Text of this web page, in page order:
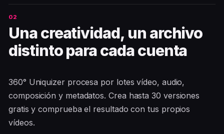
Una creatividad, un archivo
distinto para cada cuenta
360° Uniquizer procesa por lotes vídeo, audio,
composición y metadatos. Crea hasta 30 versiones
gratis y comprueba el resultado con tus propios
vídeos.